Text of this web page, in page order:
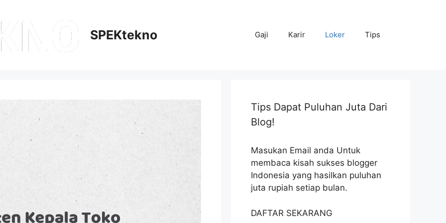
SPEKtekno Gaji Karir Loker Tips
Tips Dapat Puluhan Juta Dari
Blog!
Masukan Email anda Untuk
membaca kisah sukses blogger
Indonesia yang hasilkan puluhan
juta rupiah setiap bulan.
DAFTAR SEKARANG